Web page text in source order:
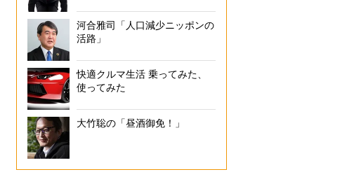
河合雅司「人口減少ニッポンの
活路」
快適クルマ生活 乗ってみた、
使ってみた
大竹聡の「昼酒御免！」